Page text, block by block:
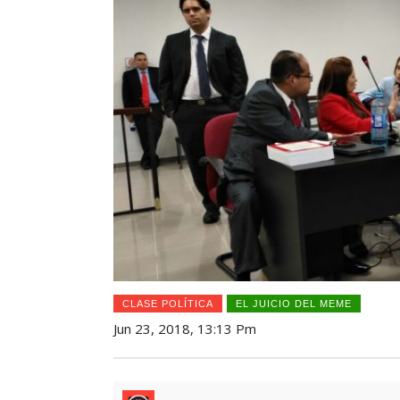
CLASE POLÍTICA EL JUICIO DEL MEME
Jun 23, 2018, 13:13 Pm